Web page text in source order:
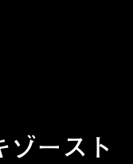
ゾースト